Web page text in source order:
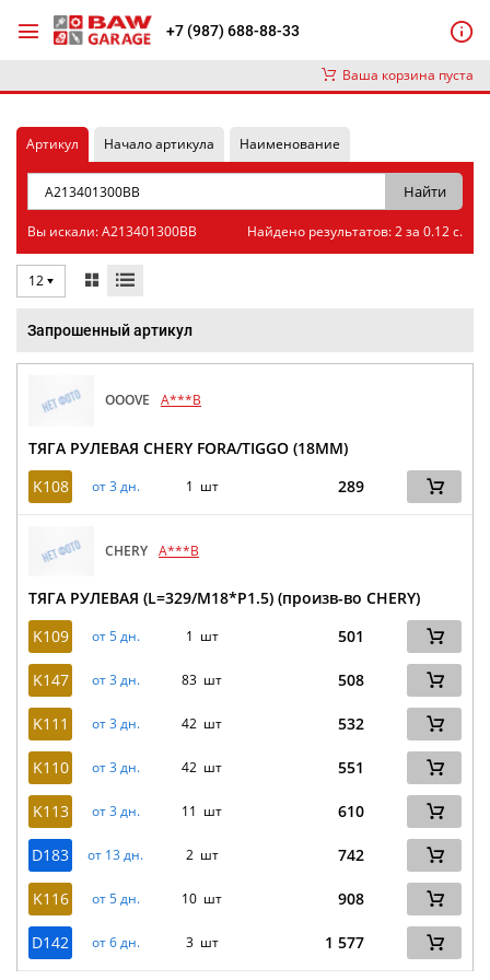
+7 (987) 688-88-33
Ваша корзина пуста
Артикул Начало артикула Наименование
Вы искали: A213401300BB Найдено результатов: 2 за 0.12 с.
12
Запрошенный артикул
OOOVE A***B
ТЯГА РУЛЕВАЯ CHERY FORA/TIGGO (18ММ)
K108
от 3 дн. 1 шт 289
CHERY A***B
ТЯГА РУЛЕВАЯ (L=329/M18*P1.5) (произв-во CHERY)
K109
от 5 дн. 1 шт 501
K147 от 3 дн. 83 шт 508
K111 от 3 дн. 42 шт 532
K110 от 3 дн. 42 шт 551
K113 от 3 дн. 11 шт 610
D183 от 13 дн. 2 шт 742
K116 от 5 дн. 10 шт 908
D142 от 6 дн. 3 шт 1 577